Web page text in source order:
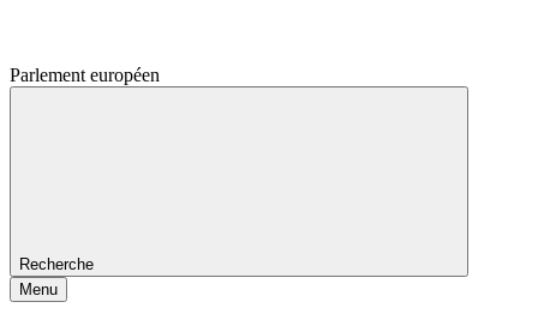
Parlement européen
Recherche
Menu